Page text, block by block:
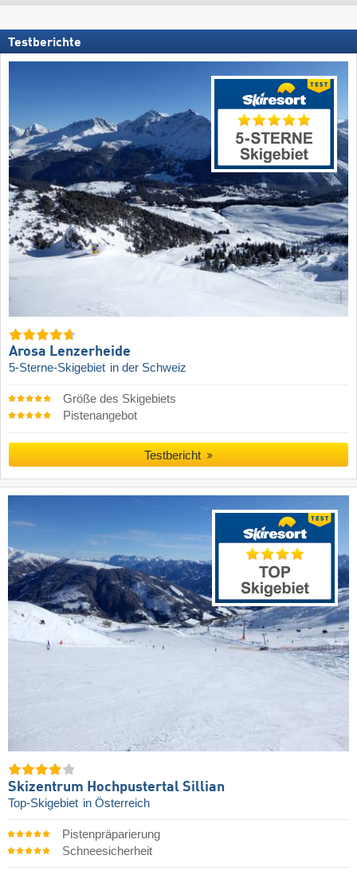
Testberichte
Arosa Lenzerheide
5-Sterne-Skigebiet in der Schweiz
Größe des Skigebiets
Pistenangebot
Testbericht
Skizentrum Hochpustertal Sillian
Top-Skigebiet in Österreich
Pistenpräparierung
Schneesicherheit